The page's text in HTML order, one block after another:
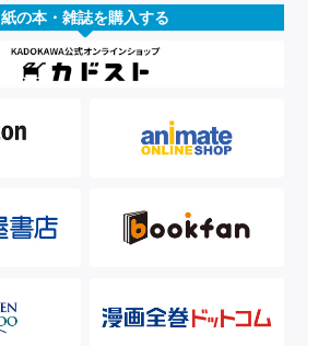
紙の本・雑誌を購入する